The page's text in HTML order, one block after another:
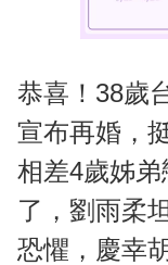
恭喜！38歲
宣布再婚，
相差4歲姊
了，劉雨柔
恐懼，慶幸